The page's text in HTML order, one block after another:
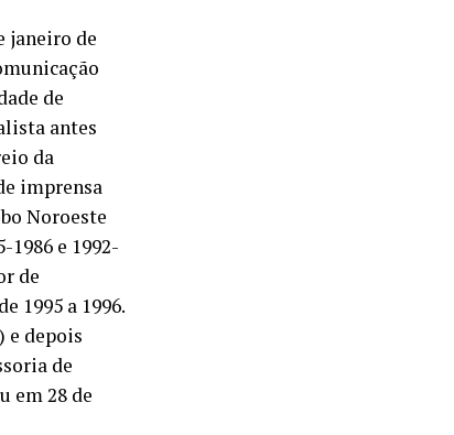
janeiro de
de
antes
da
imprensa
Noroeste
e 1992-
de
1995 a 1996.
e depois
de
em 28 de